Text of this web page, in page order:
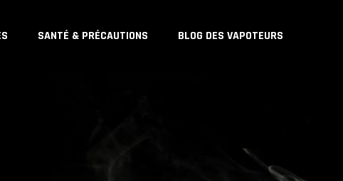
SANTÉ & PRÉCAUTIONS BLOG DES VAPOTEURS